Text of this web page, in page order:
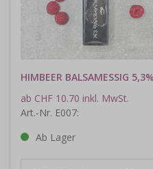
HIMBEER BALSAMESSIG
ab CHF 10.70 inkl. MwSt.
Art.-Nr. E007:
Ab Lager